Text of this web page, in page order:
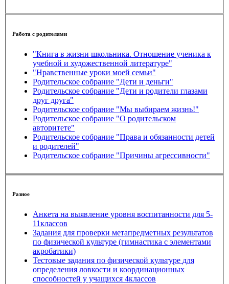
Работа с родителями
"Книга в жизни школьника. Отношение ученика к
учебной и художественной литературе"
"Нравственные уроки моей семьи"
Родительское собрание "Дети и деньги"
Родительское собрание "Дети и родители глазами
друг друга"
Родительское собрание "Мы выбираем жизнь!"
Родительское собрание "О родительском
авторитете"
Родительское собрание "Права и обязанности детей
и родителей"
Родительское собрание "Причины агрессивности"
Разное
Анкета на выявление уровня воспитанности для 5-
11классов
Задания для проверки метапредметных результатов
по физической культуре (гимнастика с элементами
акробатики)
Тестовые задания по физической культуре для
определения ловкости и координационных
способностей у учащихся 4классов